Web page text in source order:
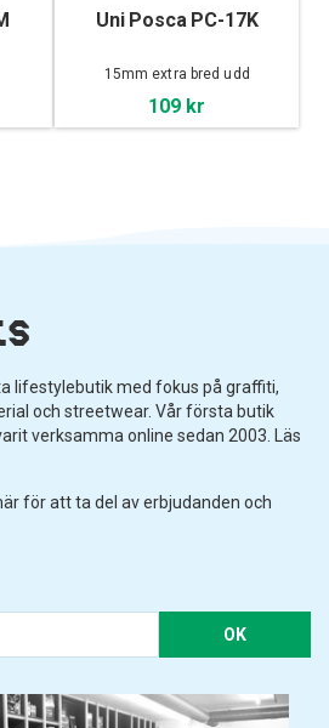
Uni Posca PC-17K
15mm extra bred udd
109 kr
lifestylebutik med fokus på graffiti,
och streetwear. Vår första butik
verksamma online sedan 2003. Läs
för att ta del av erbjudanden och
OK